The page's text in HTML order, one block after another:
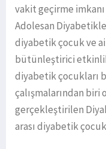
vakit geçirme
Adolesan
diyabetik çocuk ve
bütünleştirici
diyabetik çocukları
çalışmalarından biri
gerçekleştirilen
arası diyabetik